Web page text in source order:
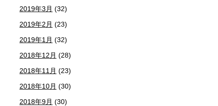
2019年3月 (32)
2019年2月 (23)
2019年1月 (32)
2018年12月 (28)
2018年11月 (23)
2018年10月 (30)
2018年9月 (30)